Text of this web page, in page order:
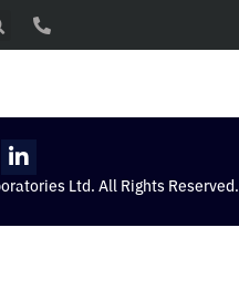
Ltd. All Rights Reserved.